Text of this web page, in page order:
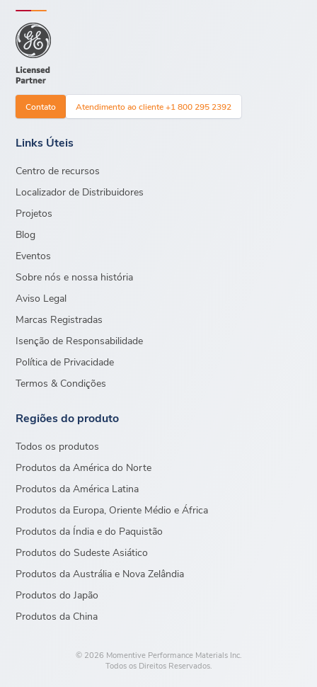
Contato Atendimento ao cliente +1 800 295 2392
Links Úteis
Centro de recursos
Localizador de Distribuidores
Projetos
Blog
Eventos
Sobre nós e nossa história
Aviso Legal
Marcas Registradas
Isenção de Responsabilidade
Política de Privacidade
Termos & Condições
Regiões do produto
Todos os produtos
Produtos da América do Norte
Produtos da América Latina
Produtos da Europa, Oriente Médio e África
Produtos da Índia e do Paquistão
Produtos do Sudeste Asiático
Produtos da Austrália e Nova Zelândia
Produtos do Japão
Produtos da China
© 2026 Momentive Performance Materials Inc.
Todos os Direitos Reservados.